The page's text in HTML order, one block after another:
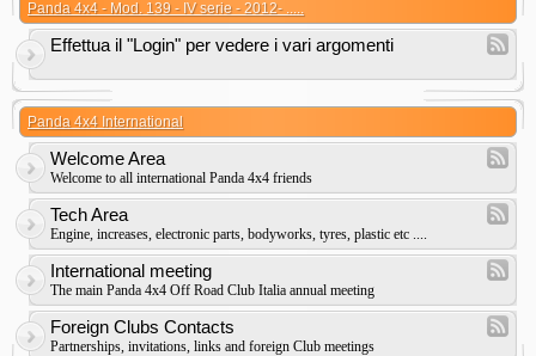
Panda 4x4 - Mod. 139 - IV serie - 2012- .....
Effettua il "Login" per vedere i vari argomenti
Panda 4x4 International
Welcome Area
Welcome to all international Panda 4x4 friends
Tech Area
Engine, increases, electronic parts, bodyworks, tyres, plastic etc ....
International meeting
The main Panda 4x4 Off Road Club Italia annual meeting
Foreign Clubs Contacts
Partnerships, invitations, links and foreign Club meetings